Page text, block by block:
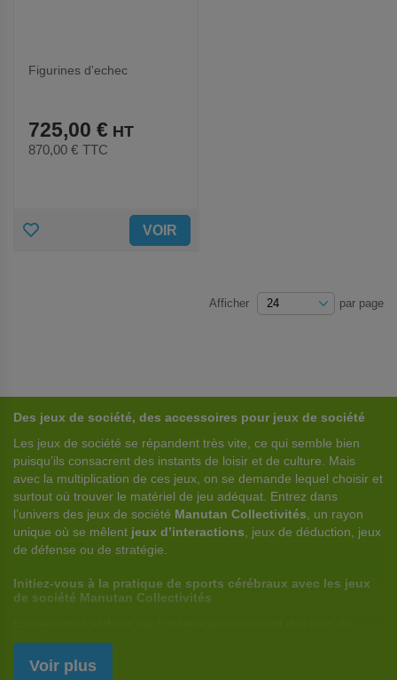
Figurines d'echec
725,00 €
870,00 € TTC
AJOUTER VOIR
Afficher par page
Des jeux de société, des accessoires pour jeux de société
Les jeux de société se répandent très vite, ce qui semble bien
puisqu’ils consacrent des instants de loisir et de culture. Mais
avec la multiplication de ces jeux, on se demande lequel choisir et
surtout où trouver le matériel de jeu adéquat. Entrez dans
l’univers des jeux de société Manutan Collectivités , un rayon
unique où se mêlent jeux d’interactions , jeux de déduction, jeux
de défense ou de stratégie.
Initiez-vous à la pratique de sports cérébraux avec les jeux
de société Manutan Collectivités
société et prenez les commandes de chaque partie. Mais avant
tout, vous aurez besoin des meilleurs jeux. Notre enseigne est
l’une des références dans la commercialisation d’accessoires de
Voir plus